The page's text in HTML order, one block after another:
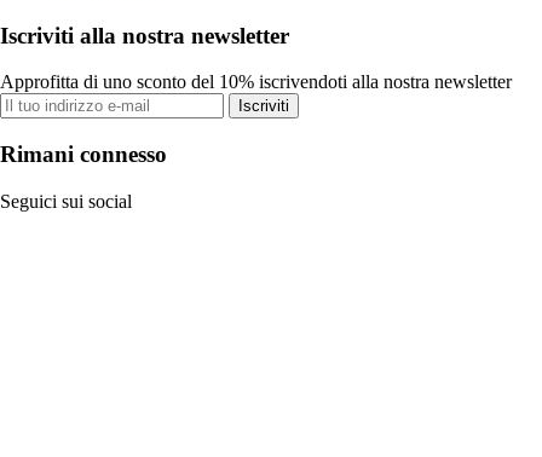
Iscriviti alla nostra newsletter
Approfitta di uno sconto del 10% iscrivendoti alla nostra newsletter
Iscriviti
Rimani connesso
Seguici sui social